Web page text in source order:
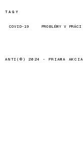
TAGY
COVID-19 PROBLÉMY V PRÁCI
ANTI(©) 2024 - PRIAMA AKCIA